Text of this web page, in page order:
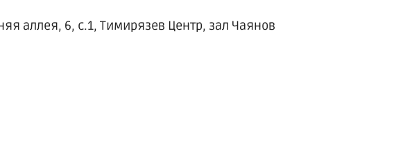
аллея, 6, с.1, Тимирязев Центр, зал Чаянов